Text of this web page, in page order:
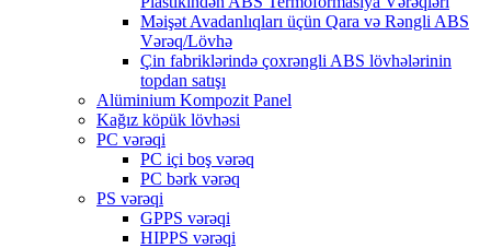
Məişət Avadanlıqları üçün Qara və Rəngli ABS
Vərəq/Lövhə
Çin fabriklərində çoxrəngli ABS lövhələrinin
topdan satışı
Alüminium Kompozit Panel
Kağız köpük lövhəsi
PC vərəqi
PC içi boş vərəq
PC bərk vərəq
PS vərəqi
GPPS vərəqi
HIPPS vərəqi